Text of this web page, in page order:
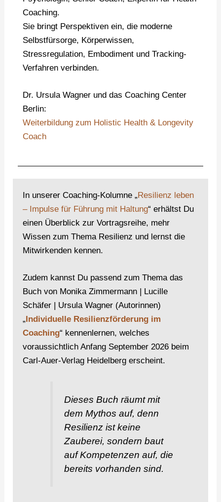
Coaching.
Sie bringt Perspektiven ein, die moderne
Selbstfürsorge, Körperwissen,
Stressregulation, Embodiment und Tracking-
Verfahren verbinden.
Dr. Ursula Wagner und das Coaching Center
Berlin:
Weiterbildung zum Holistic Health & Longevity
Coach
In unserer Coaching-Kolumne „Resilienz leben
– Impulse für Führung mit Haltung“ erhältst Du
einen Überblick zur Vortragsreihe, mehr
Wissen zum Thema Resilienz und lernst die
Mitwirkenden kennen.
Zudem kannst Du passend zum Thema das
Buch von Monika Zimmermann | Lucille
Schäfer | Ursula Wagner (Autorinnen)
„ Individuelle Resilienzförderung im
Coaching“ kennenlernen, welches
voraussichtlich Anfang September 2026 beim
Carl-Auer-Verlag Heidelberg erscheint.
Dieses Buch räumt mit
dem Mythos auf, denn
Resilienz ist keine
Zauberei, sondern baut
auf Kompetenzen auf, die
bereits vorhanden sind.